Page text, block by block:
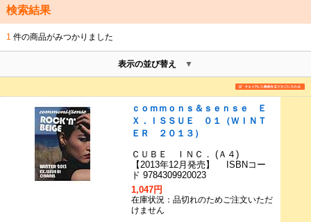
検索結果
1 件の商品がみつかりました
表示の並び替え
ｃｏｍｍｏｎｓ＆ｓｅｎｓｅ Ｅ
Ｘ．ＩＳＳＵＥ ０１（ＷＩＮＴ
ＥＲ ２０１３）
ＣＵＢＥ ＩＮＣ． (Ａ４)
【2013年12月発売】 ISBNコー
ド 9784309920023
1,047円
在庫状況：品切れのためご注文いただ
けません